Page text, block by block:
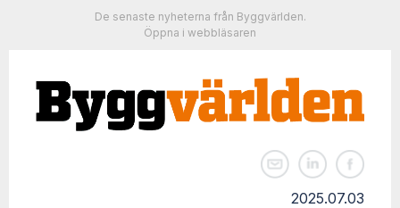
De senaste nyheterna från Byggvärlden.
Öppna i webbläsaren
2025.07.03